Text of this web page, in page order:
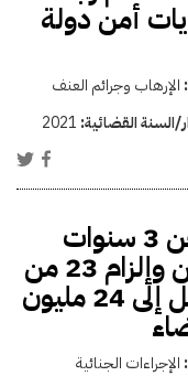
2021 جنايات أمن دولة
الإرهاب وجرائم العنف
السنة القضائية: 2021
توصية بإلغاء حكم السجن 3 سنوات
لمحمد مرسي و19 آخرين وإلزام 23 من
المتهمين بتعويضات تصل إلى 24 مليون
الإجراءات الجنائية